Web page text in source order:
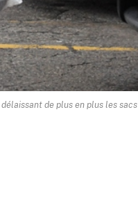
de plus en plus les sacs